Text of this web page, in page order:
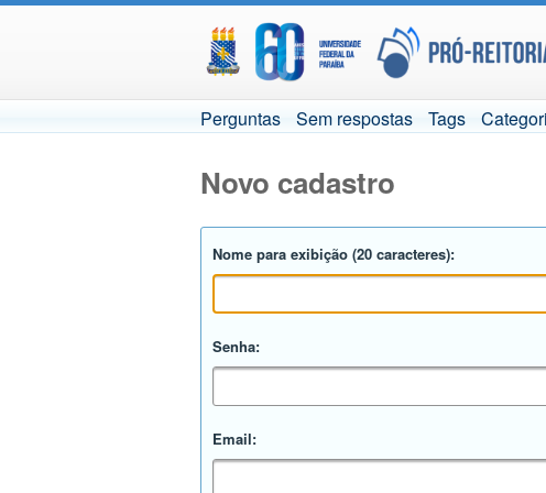
Perguntas Sem respostas Tags
Novo cadastro
Nome para exibição (20 caracteres):
Senha:
Email: